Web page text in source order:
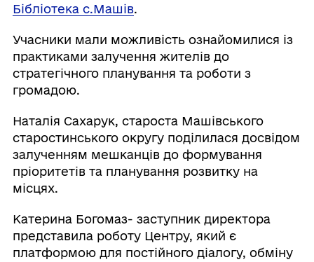
Бібліотека с.Машів.
Учасники мали можливість ознайомилися із
практиками залучення жителів до
стратегічного планування та роботи з
громадою.
Наталія Сахарук, староста Машівського
старостинського округу поділилася досвідом
залученням мешканців до формування
пріоритетів та планування розвитку на
місцях.
Катерина Богомаз- заступник директора
представила роботу Центру, який є
платформою для постійного діалогу, обміну